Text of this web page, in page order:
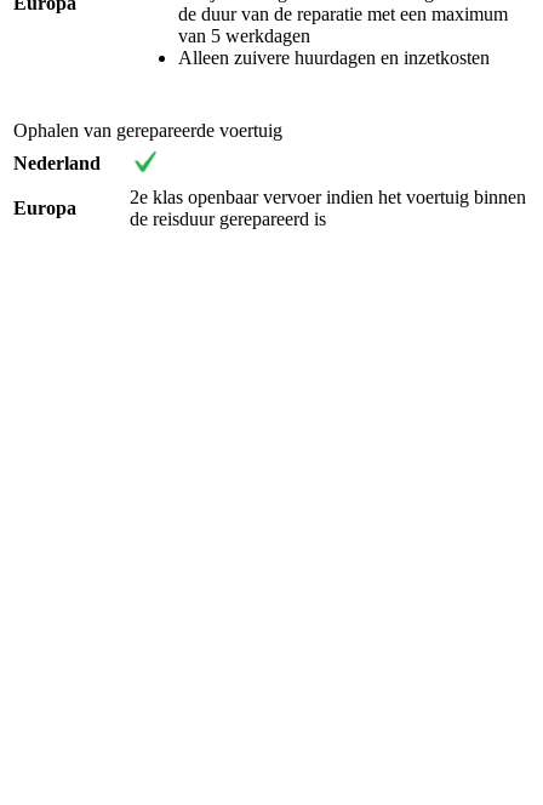
de duur van de reparatie met een maximum
van 5 werkdagen
Alleen zuivere huurdagen en inzetkosten
Ophalen van gerepareerde voertuig
Nederland
Europa
2e klas openbaar vervoer indien het voertuig binnen
de reisduur gerepareerd is